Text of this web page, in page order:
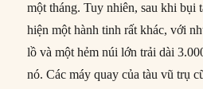
một tháng. Tuy nhiên, sau khi bụi
hiện một hành tinh rất khác, với
lồ và một hẻm núi lớn trải dài
nó. Các máy quay của tàu vũ trụ